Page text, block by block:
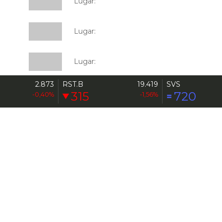
2.873
-0,40%
RST.B 19.419
315 -1,56%
SVS
720
Lugar:
Lugar:
Lugar: